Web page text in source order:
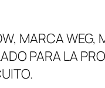
MARCA WEG,
PARA LA